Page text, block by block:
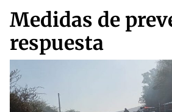
Medidas de
respuesta